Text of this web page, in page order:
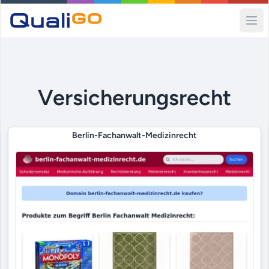
Versicherungsrecht
Berlin-Fachanwalt-Medizinrecht